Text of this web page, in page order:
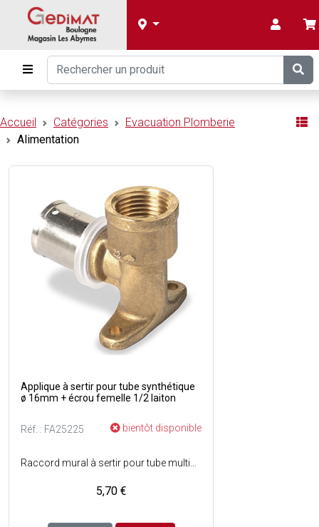
Accueil Catégories
Evacuation Plomberie
Alimentation
Applique à sertir pour tube synthétique
ø 16mm + écrou femelle 1/2 laiton
Réf. : FA25225 bientôt disponible
5,70 €